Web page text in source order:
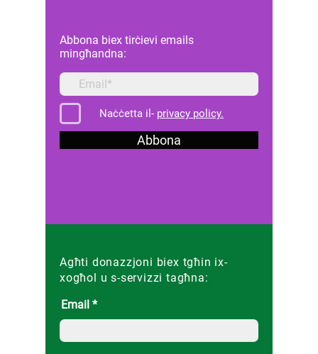
Abbona biex tirċievi emails
mingħandna:
Naċċetta il- privacy policy.
Abbona
Agħti donazzjoni biex tgħin ix-
xogħol u s-servizzi tagħna:
Email